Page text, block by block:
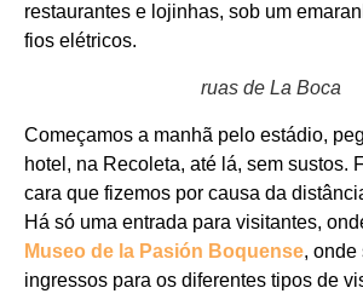
restaurantes e lojinhas, sob um
fios elétricos.
ruas de La Boca
Começamos a manhã pelo estádio,
hotel, na Recoleta, até lá, sem sustos.
cara que fizemos por causa da
Há só uma entrada para visitantes,
Museo de la Pasión Boquense, onde
ingressos para os diferentes tipos de